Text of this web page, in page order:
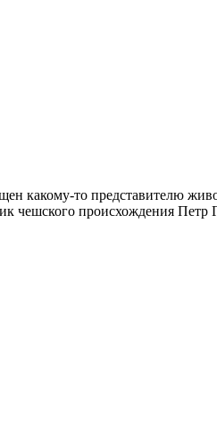
какому-то представителю
чешского происхождения Петр